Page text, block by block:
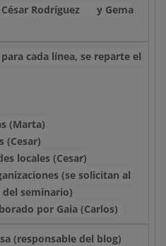
Rodríguez
y Gema
cada línea, se reparte el
(Marta)
(Cesar)
locales (Cesar)
(se solicitan al
seminario)
por Gaia (Carlos)
(responsable del blog)